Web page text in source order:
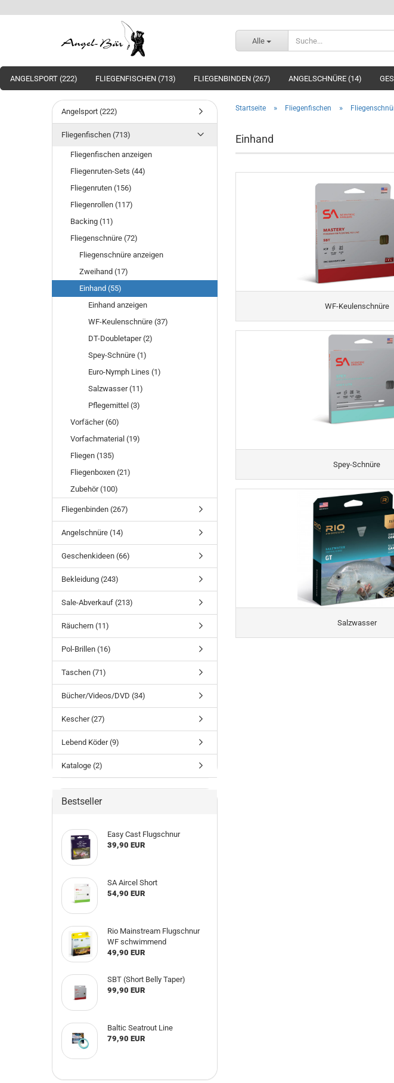
Alle
ANGELSPORT (222) FLIEGENFISCHEN (713) FLIEGENBINDEN (267) ANGELSCHNÜRE (14)
Startseite » Fliegenfischen »
Einhand
WF-Keulenschnüre
Spey-Schnüre
Salzwasser
Angelsport (222)
Fliegenfischen (713)
Fliegenfischen anzeigen
Fliegenruten-Sets (44)
Fliegenruten (156)
Fliegenrollen (117)
Backing (11)
Fliegenschnüre (72)
Fliegenschnüre anzeigen
Zweihand (17)
Einhand (55)
Einhand anzeigen
WF-Keulenschnüre (37)
DT-Doubletaper (2)
Spey-Schnüre (1)
Euro-Nymph Lines (1)
Salzwasser (11)
Pflegemittel (3)
Vorfächer (60)
Vorfachmaterial (19)
Fliegen (135)
Fliegenboxen (21)
Zubehör (100)
Fliegenbinden (267)
Angelschnüre (14)
Geschenkideen (66)
Bekleidung (243)
Sale-Abverkauf (213)
Räuchern (11)
Pol-Brillen (16)
Taschen (71)
Bücher/Videos/DVD (34)
Kescher (27)
Lebend Köder (9)
Kataloge (2)
Bestseller
Easy Cast Flugschnur
39,90 EUR
SA Aircel Short
54,90 EUR
Rio Mainstream Flugschnur
WF schwimmend
49,90 EUR
SBT (Short Belly Taper)
99,90 EUR
Baltic Seatrout Line
79,90 EUR